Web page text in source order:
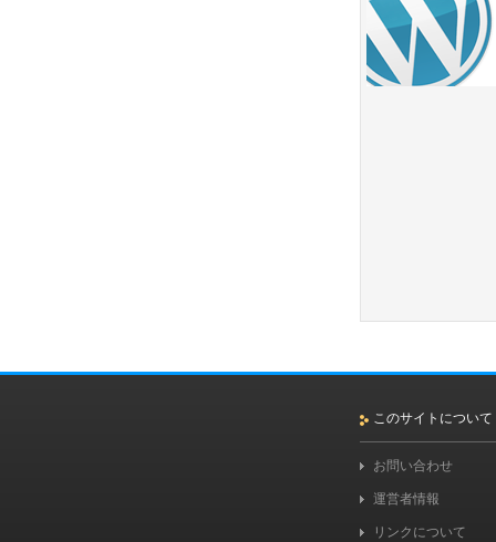
このサイトについて
お問い合わせ
運営者情報
リンクについて